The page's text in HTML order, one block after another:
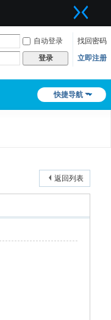
自动登录
找回密码
登录 立即注册
快捷导航
返回列表